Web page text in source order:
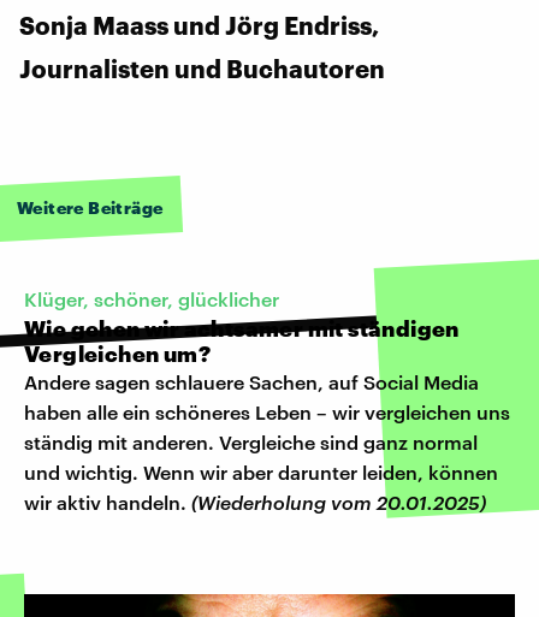
Sonja Maass und Jörg Endriss,
Journalisten und Buchautoren
Weitere Beiträge
Klüger, schöner, glücklicher
Wie gehen wir achtsamer mit ständigen
Vergleichen um?
Andere sagen schlauere Sachen, auf Social Media
haben alle ein schöneres Leben – wir vergleichen uns
ständig mit anderen. Vergleiche sind ganz normal
und wichtig. Wenn wir aber darunter leiden, können
wir aktiv handeln. (Wiederholung vom 20.01.2025)